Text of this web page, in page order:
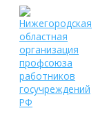
Перейти
содержимому